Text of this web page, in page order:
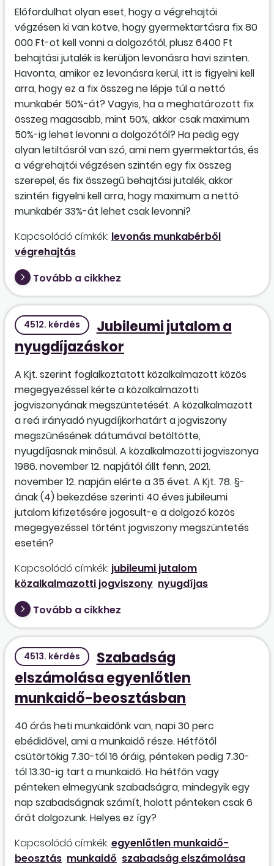
Előfordulhat olyan eset, hogy a végrehajtói
végzésen ki van kötve, hogy gyermektartásra fix 80
000 Ft-ot kell vonni a dolgozótól, plusz 6400 Ft
behajtási jutalék is kerüljön levonásra havi szinten.
Havonta, amikor ez levonásra kerül, itt is figyelni kell
arra, hogy ez a fix összeg ne lépje túl a nettó
munkabér 50%-át? Vagyis, ha a meghatározott fix
összeg magasabb, mint 50%, akkor csak maximum
50%-ig lehet levonni a dolgozótól? Ha pedig egy
olyan letiltásról van szó, ami nem gyermektartás, és
a végrehajtói végzésen szintén egy fix összeg
szerepel, és fix összegű behajtási jutalék, akkor
szintén figyelni kell arra, hogy maximum a nettó
munkabér 33%-át lehet csak levonni?
Kapcsolódó címkék: levonás munkabérből
végrehajtás
Tovább a cikkhez
4512. kérdés
Jubileumi jutalom a
nyugdíjazáskor
A Kjt. szerint foglalkoztatott közalkalmazott közös
megegyezéssel kérte a közalkalmazotti
jogviszonyának megszüntetését. A közalkalmazott
a reá irányadó nyugdíjkorhatárt a jogviszony
megszűnésének dátumával betöltötte,
nyugdíjasnak minősül. A közalkalmazotti jogviszonya
1986. november 12. napjától állt fenn, 2021.
november 12. napján elérte a 35 évet. A Kjt. 78. §-
ának (4) bekezdése szerinti 40 éves jubileumi
jutalom kifizetésére jogosult-e a dolgozó közös
megegyezéssel történt jogviszony megszüntetés
esetén?
Kapcsolódó címkék: jubileumi jutalom
közalkalmazotti jogviszony nyugdíjas
Tovább a cikkhez
4513. kérdés
Szabadság
elszámolása egyenlőtlen
munkaidő-beosztásban
40 órás heti munkaidőnk van, napi 30 perc
ebédidővel, ami a munkaidő része. Hétfőtől
csütörtökig 7.30-tól 16 óráig, pénteken pedig 7.30-
tól 13.30-ig tart a munkaidő. Ha hétfőn vagy
pénteken elmegyünk szabadságra, mindegyik egy
nap szabadságnak számít, holott pénteken csak 6
órát dolgozunk. Helyes ez így?
Kapcsolódó címkék: egyenlőtlen munkaidő-
beosztás munkaidő szabadság elszámolása